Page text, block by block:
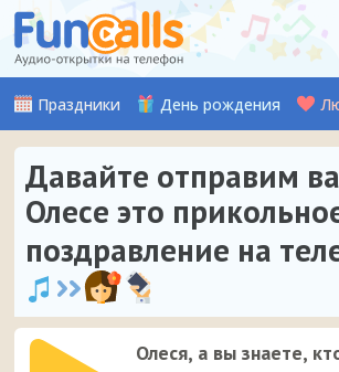
Праздники День рождения
Давайте отправим
Олесе это
поздравление на
Олеся, а вы знаете,